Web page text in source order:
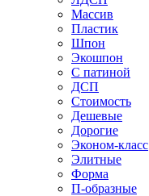
Массив
Пластик
Шпон
Экошпон
С патиной
ДСП
Стоимость
Дешевые
Дорогие
Эконом-класс
Элитные
Форма
П-образные